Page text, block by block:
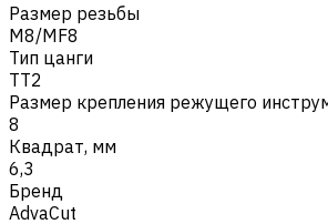
Размер резьбы
M8/MF8
Тип цанги
TT2
Размер крепления режущего
8
Квадрат, мм
6,3
Бренд
AdvaCut